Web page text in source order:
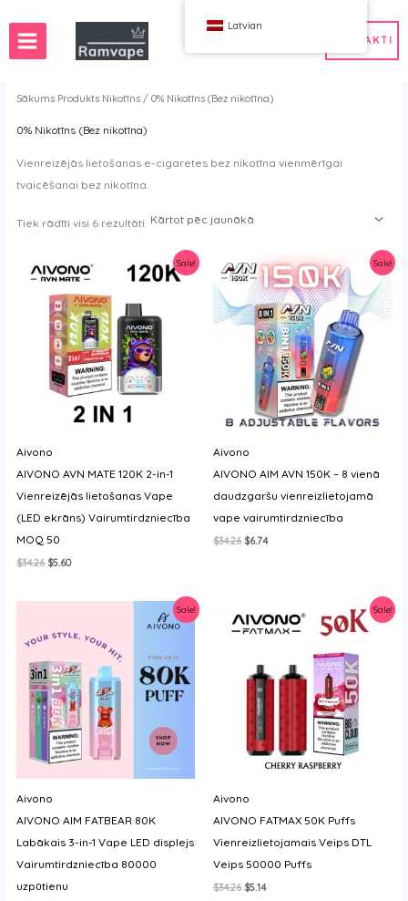
saturu
KONTAKTI
Sākums Produkts Nikotīns / 0% Nikotīns (Bez nikotīna)
0% Nikotīns (Bez nikotīna)
Vienreizējās lietošanas e-cigaretes bez nikotīna vienmērīgai
tvaicēšanai bez nikotīna.
Tiek rādīti visi 6 rezultāti Kārtots
Sale!
Aivono
AIVONO AVN MATE 120K 2-in-1
Vienreizējās lietošanas Vape
(LED ekrāns) Vairumtirdzniecība
MOQ 50
$34.26 Original
$34.26.
$5.60Current
$5.60.
Sale!
Aivono
AIVONO AIM AVN 150K – 8 vienā
daudzgaršu vienreizlietojamā
vape vairumtirdzniecība
$34.26 Original
$6.74Current
Sale!
Aivono
AIVONO AIM FATBEAR 80K
Labākais 3-in-1 Vape LED displejs
Vairumtirdzniecība 80000
uzpūtienu
Sale!
Aivono
AIVONO FATMAX 50K Puffs
Vienreizlietojamais Veips DTL
Veips 50000 Puffs
$34.26 Original
$5.14Current
Vape vairumtirdzniecībaSpānija Vape vairumtirdzniecība
Bumbas
FIHP
HIFANCY
OKSO
Stag Bar
UZY
Vozol
Latvian